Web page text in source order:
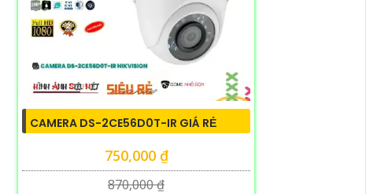
CAMERA DS-2CE56D0T-IR GIÁ RẺ
750,000 ₫
870,000 ₫